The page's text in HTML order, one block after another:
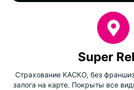
Super
Страхование КАСКО, без
залога на карте. Покрыты все